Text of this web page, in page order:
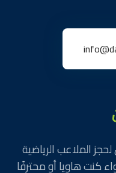
الملاعب الرياضية
كنت هاويا أو محترفًا